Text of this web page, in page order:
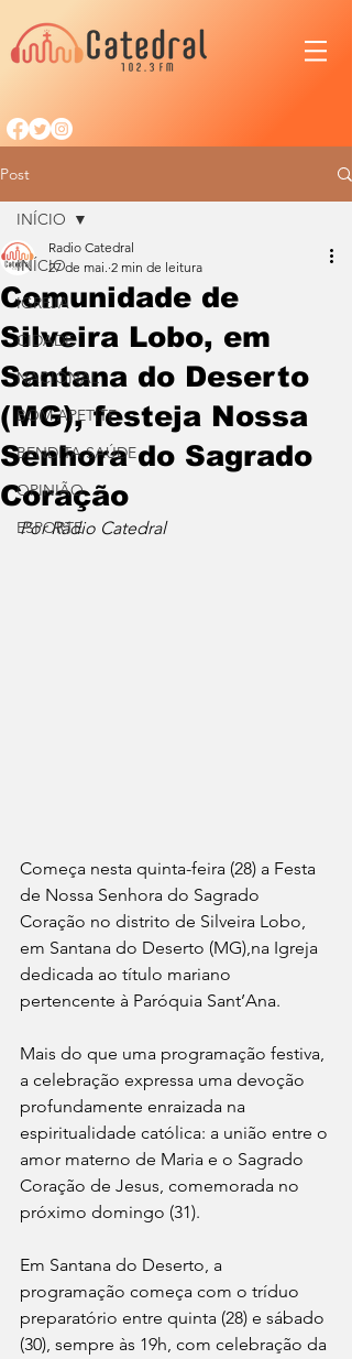
Post
INÍCIO
IGREJA
CIDADE
NACIONAL
BOM APETITE
BENDITA SAÚDE
OPINIÃO
ESPORTE
INÍCIO
Comunidade de
Silveira Lobo, em
Santana do Deserto
(MG), festeja Nossa
Senhora do Sagrado
Coração
Radio Catedral
27 de mai. 2 min de leitura
Por Rádio Catedral
Começa nesta quinta-feira (28) a Festa
de Nossa Senhora do Sagrado
Coração no distrito de Silveira Lobo,
em Santana do Deserto (MG),na Igreja
dedicada ao título mariano
pertencente à Paróquia Sant’Ana.
Mais do que uma programação festiva,
a celebração expressa uma devoção
profundamente enraizada na
espiritualidade católica: a união entre o
amor materno de Maria e o Sagrado
Coração de Jesus, comemorada no
próximo domingo (31).
Em Santana do Deserto, a
programação começa com o tríduo
preparatório entre quinta (28) e sábado
(30), sempre às 19h, com celebração da